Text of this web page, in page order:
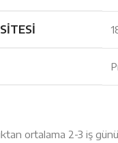
ortalama 2-3 iş